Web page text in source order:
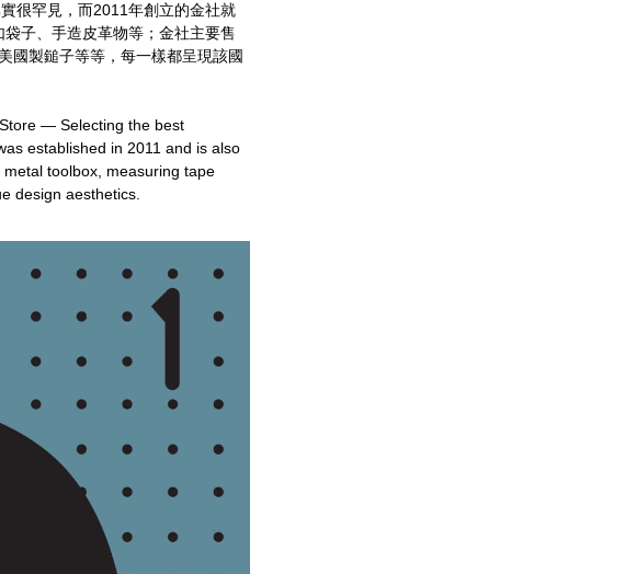
很罕見，而2011年創立的金社就
子、手造皮革物等；金社主要售
國製鎚子等等，每一樣都呈現該國
— Selecting the best
established in 2011 and is also
toolbox, measuring tape
design aesthetics.